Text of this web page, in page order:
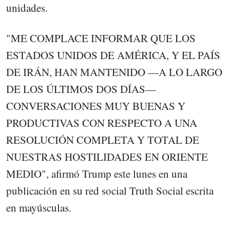
unidades.
"ME COMPLACE INFORMAR QUE LOS
ESTADOS UNIDOS DE AMÉRICA, Y EL PAÍS
DE IRÁN, HAN MANTENIDO —A LO LARGO
DE LOS ÚLTIMOS DOS DÍAS—
CONVERSACIONES MUY BUENAS Y
PRODUCTIVAS CON RESPECTO A UNA
RESOLUCIÓN COMPLETA Y TOTAL DE
NUESTRAS HOSTILIDADES EN ORIENTE
MEDIO", afirmó Trump este lunes en una
publicación en su red social Truth Social escrita
en mayúsculas.